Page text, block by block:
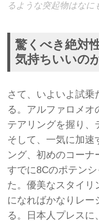
るような突起物はなに
驚くべき絶対
気持ちいいの
さて、いよいよ試乗
る。アルファロメオ
テアリングを握り、
そして、一気に加速
ング、初めのコーナ
すでに8Cのポテン
た。優美なスタイリ
になればかなりレー
る。日本人プレスに